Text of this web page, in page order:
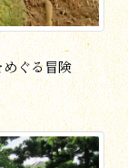
ぐる冒険